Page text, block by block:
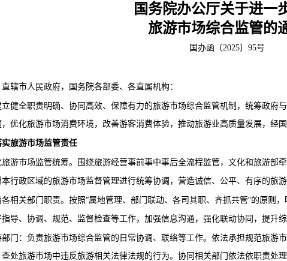
国务院办公厅关于进一
旅游市场综合监管的
国办函〔2025〕95号
辖市人民政府，国务院各部委、各直属机构：
健全职责明确、协同高效、保障有力的旅游市场综合监管机制，统筹政府
优化旅游市场消费环境，改善游客消费体验，推动旅游业高质量发展，经
旅游市场监管责任
旅游市场监管统筹。 围绕旅游经营事前事中事后全流程监管，文化和旅游部
行政区域的旅游市场监督管理进行统筹协调，营造诚信、公平、有序的旅游
各相关部门职责。 按照“属地管理、部门联动、各司其职、齐抓共管”的原则
导、协调、规范、监督检查等工作，加强信息沟通，强化联动协同，提升综
门：负责旅游市场综合监管的日常协调、联络等工作。依法承担规范旅游
处旅游市场中违反旅游相关法律法规的行为。协同相关部门依法依职责处